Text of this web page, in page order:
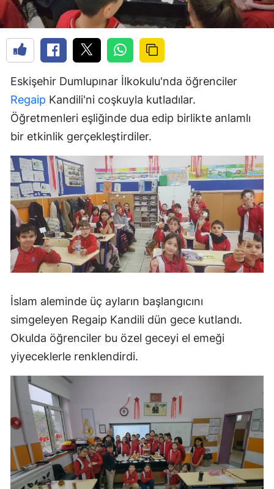
Eskişehir Dumlupınar İlkokulu'nda öğrenciler
Regaip Kandili'ni coşkuyla kutladılar.
Öğretmenleri eşliğinde dua edip birlikte anlamlı
bir etkinlik gerçekleştirdiler.
İslam aleminde üç ayların başlangıcını
simgeleyen Regaip Kandili dün gece kutlandı.
Okulda öğrenciler bu özel geceyi el emeği
yiyeceklerle renklendirdi.